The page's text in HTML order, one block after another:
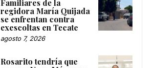
Familiares de la
regidora María Quijada
se enfrentan contra
exescoltas en Tecate
agosto 7, 2026
Rosarito tendría que